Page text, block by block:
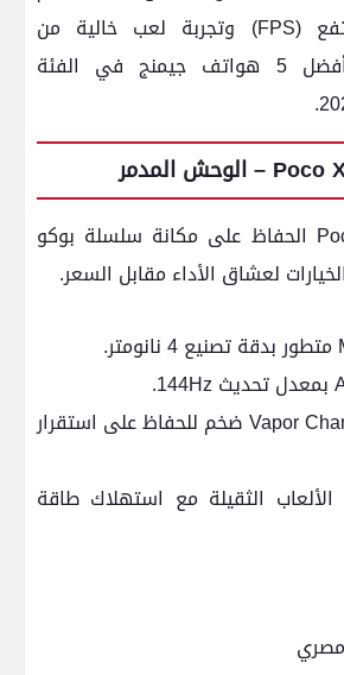
معدل إطارات مرتفع (FPS) وتجربة لعب خالية من
التقطيع، فإليك أفضل 5 هواتف جيمنج في الفئة
يواصل Poco X8 Pro الحفاظ على مكانة سلسلة بوكو
لعشاق الأداء مقابل السعر.
✅ نظام تبريد Vapor Chamber ضخم للحفاظ على استقرار
الثقيلة مع استهلاك طاقة